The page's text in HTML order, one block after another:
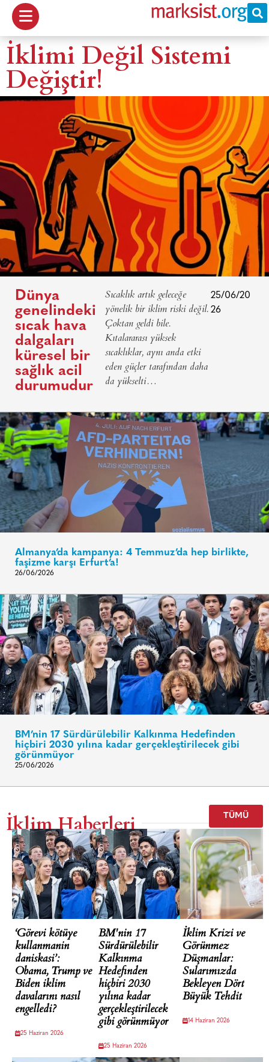
İklimi Değil Sistemi
Değiştir!
Dünya
genelindeki
sıcak hava
dalgaları
küresel bir
sağlık acil
durumudur
Sıcaklık artık geleceğe
yönelik bir iklim riski değil.
Çoktan geldi bile.
Kıtalararası yüksek
sıcaklıklar, aynı anda etki
eden güçler tarafından daha
da yükselti…
25/06/20
26
Almanya’da kampanya: 4 Temmuz’da hep birlikte,
faşizme karşı Erfurt’a!
26/06/2026
BM’nin 17 Sürdürülebilir Kalkınma Hedefinden
hiçbiri 2030 yılına kadar gerçekleştirilecek gibi
görünmüyor
25/06/2026
İklim Haberleri TÜMÜ
‘Görevi kötüye
kullanmanin
daniskasi’:
Obama, Trump ve
Biden iklim
davalarını nasıl
engelledi?
25 Haziran 2026
BM'nin 17
Sürdürülebilir
Kalkınma
Hedefinden
hiçbiri 2030
yılına kadar
gerçekleştirilecek
gibi görünmüyor
25 Haziran 2026
İklim Krizi ve
Görünmez
Düşmanlar:
Sularımızda
Bekleyen Dört
Büyük Tehdit
14 Haziran 2026